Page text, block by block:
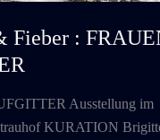
Fieber :
Ausstellung im
KURATION